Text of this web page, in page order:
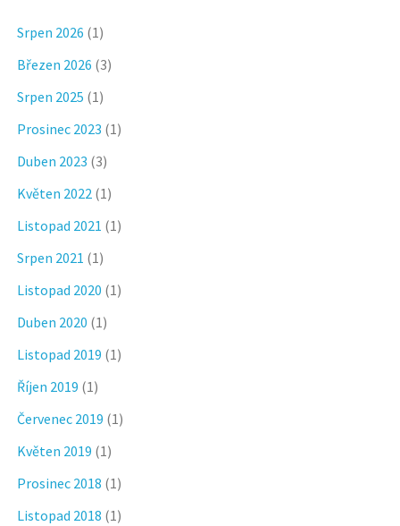
Srpen 2026 (1)
Březen 2026 (3)
Srpen 2025 (1)
Prosinec 2023 (1)
Duben 2023 (3)
Květen 2022 (1)
Listopad 2021 (1)
Srpen 2021 (1)
Listopad 2020 (1)
Duben 2020 (1)
Listopad 2019 (1)
Říjen 2019 (1)
Červenec 2019 (1)
Květen 2019 (1)
Prosinec 2018 (1)
Listopad 2018 (1)